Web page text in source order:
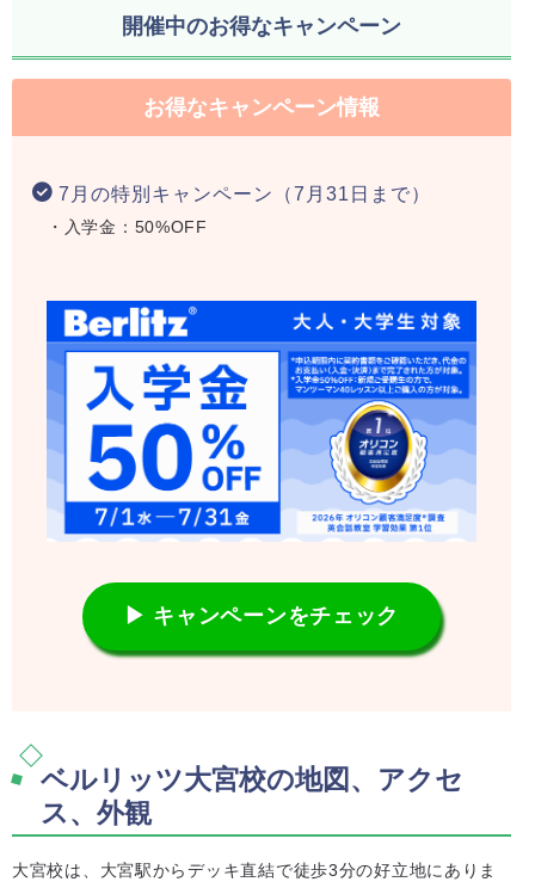
開催中のお得なキャンペーン
お得なキャンペーン情報
7月の特別キャンペーン（7月31日まで）
・入学金：50%OFF
▶ キャンペーンをチェック
ベルリッツ大宮校の地図、アクセ
ス、外観
大宮校は、大宮駅からデッキ直結で徒歩3分の好立地にありま